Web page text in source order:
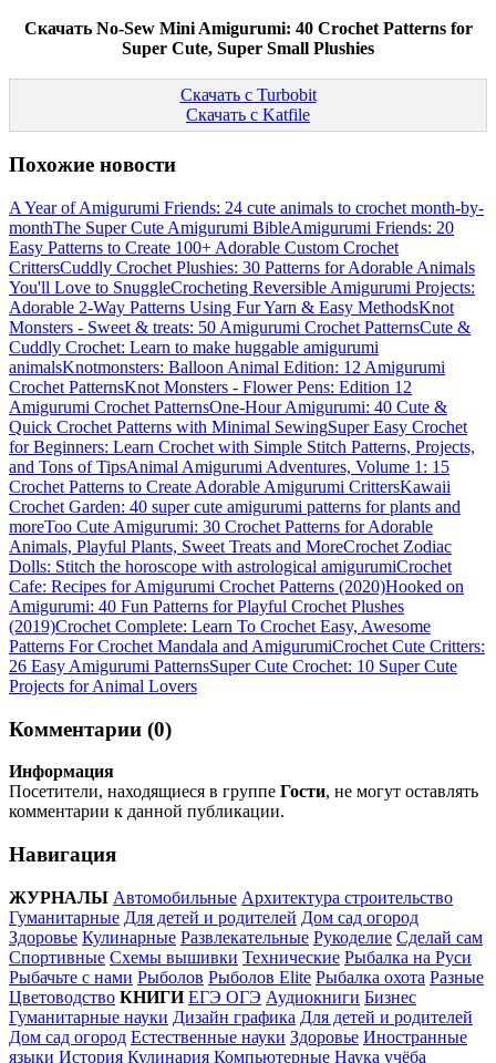
Скачать No-Sew Mini Amigurumi: 40 Crochet Patterns for
Super Cute, Super Small Plushies
Скачать с Turbobit
Скачать с Katfile
Похожие новости
A Year of Amigurumi Friends: 24 cute animals to crochet month-by-
monthThe Super Cute Amigurumi BibleAmigurumi Friends: 20
Easy Patterns to Create 100+ Adorable Custom Crochet
CrittersCuddly Crochet Plushies: 30 Patterns for Adorable Animals
You'll Love to SnuggleCrocheting Reversible Amigurumi Projects:
Adorable 2-Way Patterns Using Fur Yarn & Easy MethodsKnot
Monsters - Sweet & treats: 50 Amigurumi Crochet PatternsCute &
Cuddly Crochet: Learn to make huggable amigurumi
animalsKnotmonsters: Balloon Animal Edition: 12 Amigurumi
Crochet PatternsKnot Monsters - Flower Pens: Edition 12
Amigurumi Crochet PatternsOne-Hour Amigurumi: 40 Cute &
Quick Crochet Patterns with Minimal SewingSuper Easy Crochet
for Beginners: Learn Crochet with Simple Stitch Patterns, Projects,
and Tons of TipsAnimal Amigurumi Adventures, Volume 1: 15
Crochet Patterns to Create Adorable Amigurumi CrittersKawaii
Crochet Garden: 40 super cute amigurumi patterns for plants and
moreToo Cute Amigurumi: 30 Crochet Patterns for Adorable
Animals, Playful Plants, Sweet Treats and MoreCrochet Zodiac
Dolls: Stitch the horoscope with astrological amigurumiCrochet
Cafe: Recipes for Amigurumi Crochet Patterns (2020)Hooked on
Amigurumi: 40 Fun Patterns for Playful Crochet Plushes
(2019)Crochet Complete: Learn To Crochet Easy, Awesome
Patterns For Crochet Mandala and AmigurumiCrochet Cute Critters:
26 Easy Amigurumi PatternsSuper Cute Crochet: 10 Super Cute
Projects for Animal Lovers
Комментарии (0)
Информация
Посетители, находящиеся в группе Гости, не могут оставлять
комментарии к данной публикации.
Навигация
ЖУРНАЛЫ Автомобильные Архитектура строительство
Гуманитарные Для детей и родителей Дом сад огород
Здоровье Кулинарные Развлекательные Рукоделие Сделай сам
Спортивные Схемы вышивки Технические Рыбалка на Руси
Рыбачьте с нами Рыболов Рыболов Elite Рыбалка охота Разные
Цветоводство КНИГИ ЕГЭ ОГЭ Аудиокниги Бизнес
Гуманитарные науки Дизайн графика Для детей и родителей
Дом сад огород Естественные науки Здоровье Иностранные
языки История Кулинария Компьютерные Наука учёба